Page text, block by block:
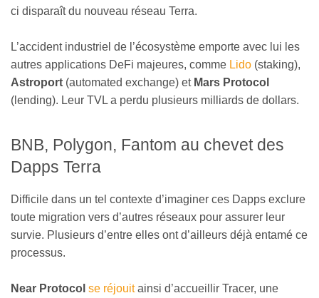
ci disparaît du nouveau réseau Terra.
L’accident industriel de l’écosystème emporte avec lui les
autres applications DeFi majeures, comme Lido (staking),
Astroport (automated exchange) et Mars Protocol
(lending). Leur TVL a perdu plusieurs milliards de dollars.
BNB, Polygon, Fantom au chevet des
Dapps Terra
Difficile dans un tel contexte d’imaginer ces Dapps exclure
toute migration vers d’autres réseaux pour assurer leur
survie. Plusieurs d’entre elles ont d’ailleurs déjà entamé ce
processus.
Near Protocol se réjouitainsi d’accueillir Tracer, une